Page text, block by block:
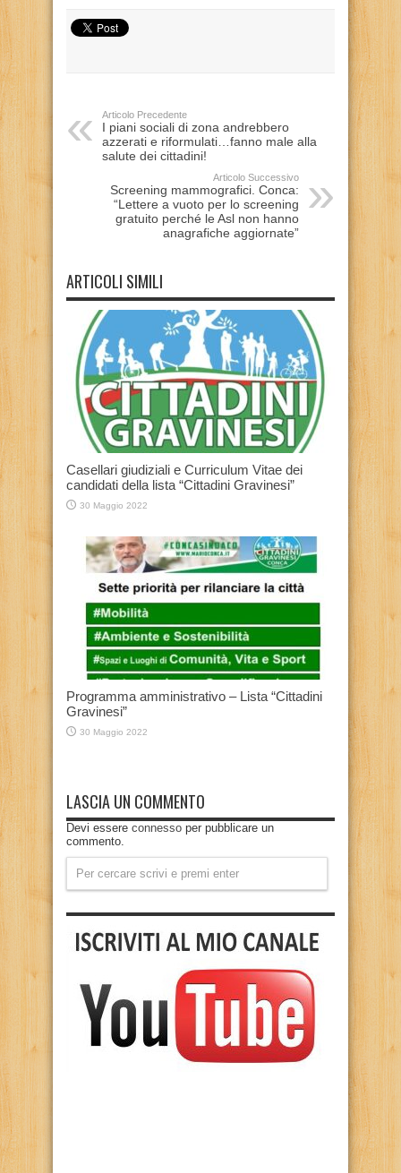
Articolo Precedente
I piani sociali di zona andrebbero
azzerati e riformulati…fanno male alla
salute dei cittadini!
Articolo Successivo
Screening mammografici. Conca:
“Lettere a vuoto per lo screening
gratuito perché le Asl non hanno
anagrafiche aggiornate”
ARTICOLI SIMILI
Casellari giudiziali e Curriculum Vitae dei
candidati della lista “Cittadini Gravinesi”
30 Maggio 2022
Programma amministrativo – Lista “Cittadini
Gravinesi”
30 Maggio 2022
LASCIA UN COMMENTO
Devi essere connesso per pubblicare un
commento.